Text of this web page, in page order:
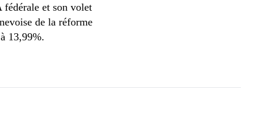
et son volet
de la réforme
13,99%.